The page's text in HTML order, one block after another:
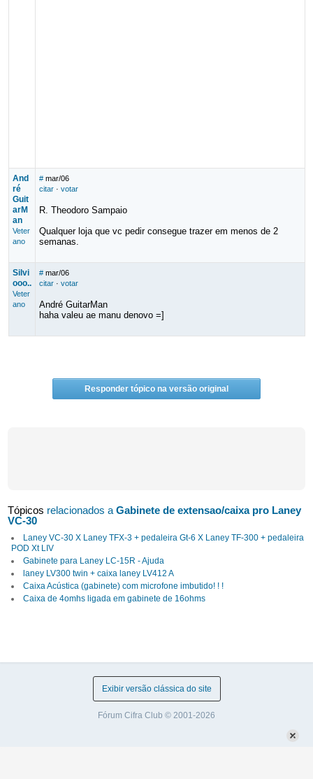
And
ré
Guit
arM
an
Veter
ano
# mar/06
citar· votar
R. Theodoro Sampaio
Qualquer loja que vc pedir consegue trazer em menos de 2
semanas.
Silvi
ooo..
Veter
ano
# mar/06
citar· votar
André GuitarMan
haha valeu ae manu denovo =]
Responder tópico na versão original
Tópicos relacionados aGabinete de extensao/caixa pro Laney
VC-30
Laney VC-30 X Laney TFX-3 + pedaleira Gt-6 X Laney TF-300 + pedaleira
POD Xt LIV
Gabinete para Laney LC-15R - Ajuda
laney LV300 twin + caixa laney LV412 A
Caixa Acústica (gabinete) com microfone imbutido! ! !
Caixa de 4omhs ligada em gabinete de 16ohms
Exibir versão clássica do site
Fórum Cifra Club © 2001-2026